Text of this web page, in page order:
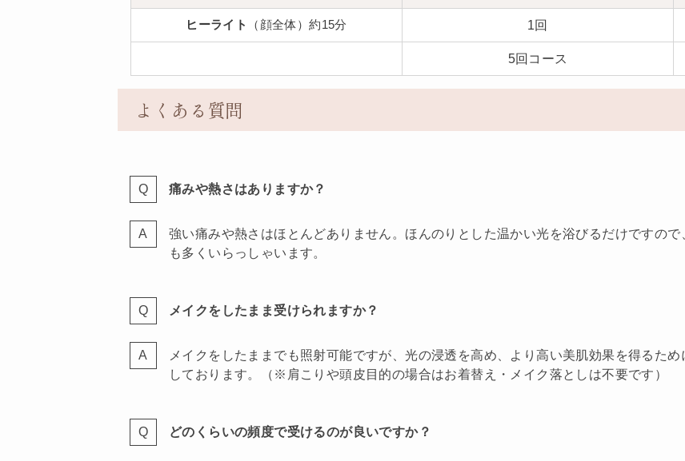
ヒーライト （顔全体）約15分 1回
5回コース
よくある質問
痛みや熱さはありますか？
強い痛みや熱さはほとんどありません。ほんのりとした温かい光を浴びるだけですの
も多くいらっしゃいます。
メイクをしたまま受けられますか？
メイクをしたままでも照射可能ですが、光の浸透を高め、より高い美肌効果を得るた
しております。（※肩こりや頭皮目的の場合はお着替え・メイク落としは不要です）
どのくらいの頻度で受けるのが良いですか？